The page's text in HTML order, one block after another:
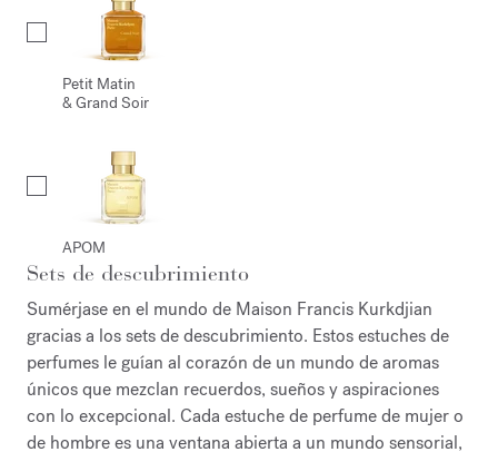
Petit Matin
& Grand Soir
APOM
Sets de descubrimiento
Sumérjase en el mundo de Maison Francis Kurkdjian
gracias a los sets de descubrimiento. Estos estuches de
perfumes le guían al corazón de un mundo de aromas
únicos que mezclan recuerdos, sueños y aspiraciones
con lo excepcional. Cada estuche de perfume de mujer o
de hombre es una ventana abierta a un mundo sensorial,